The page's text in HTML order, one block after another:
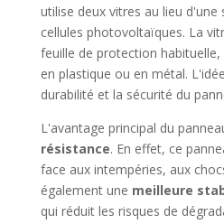
utilise deux vitres au lieu
cellules photovoltaïques. La
feuille de protection
en plastique ou en métal.
durabilité et la sécurité du
L'avantage principal du
résistance. En effet, ce
face aux intempéries, aux
également une meilleure
qui réduit les risques de